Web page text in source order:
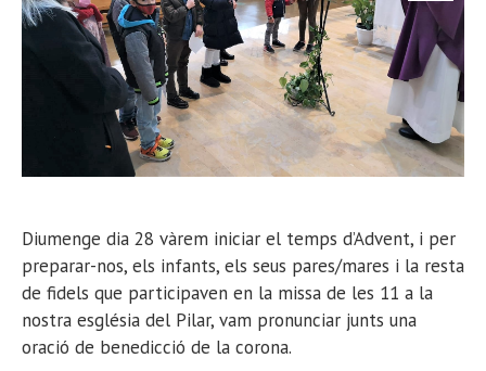
Diumenge dia 28 vàrem iniciar el temps d’Advent, i per
preparar-nos, els infants, els seus pares/mares i la resta
de fidels que participaven en la missa de les 11 a la
nostra església del Pilar, vam pronunciar junts una
oració de benedicció de la corona.